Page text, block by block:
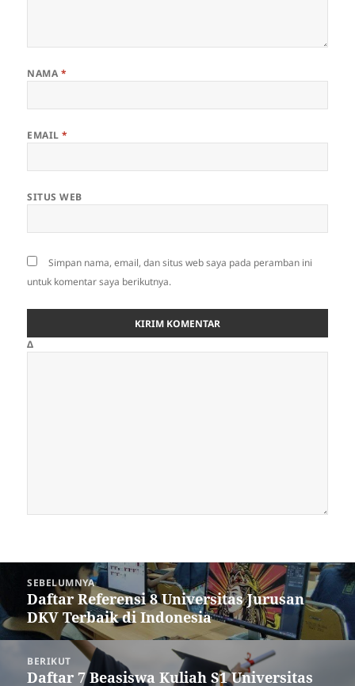
NAMA *
EMAIL*
SITUS WEB
Simpan nama, email, dan situs web saya pada peramban ini
untuk komentar saya berikutnya.
Δ
SEBELUMNYA
Pos
sebelumnya:
Daftar Referensi 8 Universitas Jurusan
DKV Terbaik di Indonesia
BERIKUT
Pos
Daftar 7 Beasiswa Kuliah S1 Universitas